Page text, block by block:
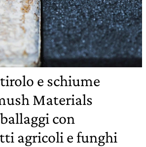
e schiume
Materials
con
agricoli e funghi